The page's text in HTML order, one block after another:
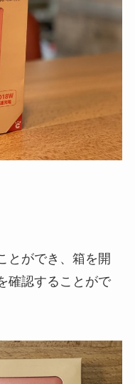
とができ、箱を開
確認することがで